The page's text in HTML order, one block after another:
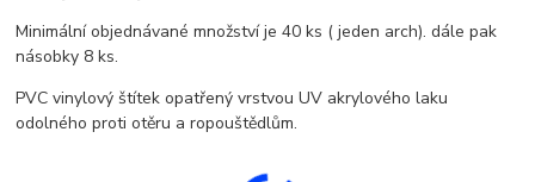
Minimální objednávané množství je 40 ks ( jeden arch). dále pak
násobky 8 ks.
PVC vinylový štítek opatřený vrstvou UV akrylového laku
odolného proti otěru a ropouštědlům.